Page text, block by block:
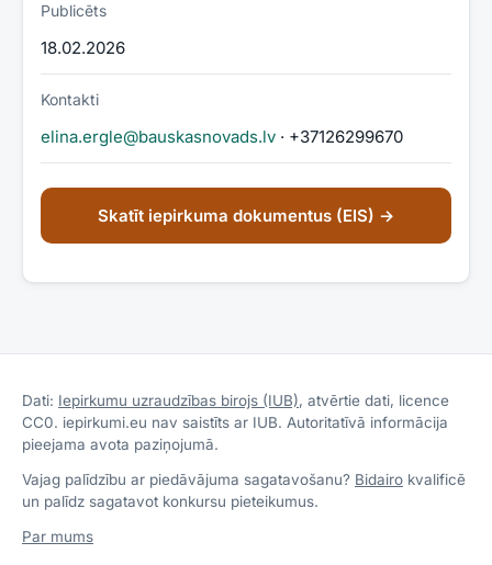
Publicēts
18.02.2026
Kontakti
elina.ergle@bauskasnovads.lv · +37126299670
Skatīt iepirkuma dokumentus (EIS) →
Dati: Iepirkumu uzraudzības birojs (IUB), atvērtie dati, licence
CC0. iepirkumi.eu nav saistīts ar IUB. Autoritatīvā informācija
pieejama avota paziņojumā.
Vajag palīdzību ar piedāvājuma sagatavošanu? Bidairo kvalificē
un palīdz sagatavot konkursu pieteikumus.
Par mums